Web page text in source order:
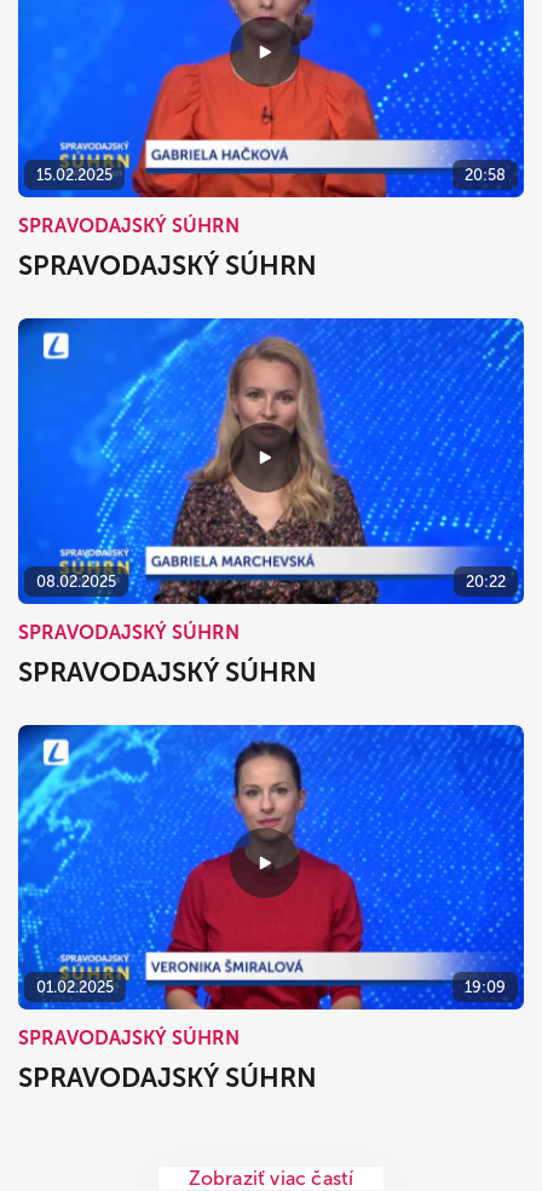
15.02.2025 20:58
SPRAVODAJSKÝ SÚHRN
SPRAVODAJSKÝ SÚHRN
08.02.2025 20:22
SPRAVODAJSKÝ SÚHRN
SPRAVODAJSKÝ SÚHRN
01.02.2025 19:09
SPRAVODAJSKÝ SÚHRN
SPRAVODAJSKÝ SÚHRN
Zobraziť viac častí